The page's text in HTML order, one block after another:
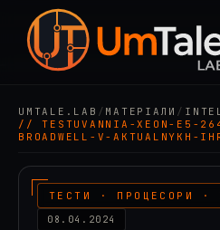
UMTALE.LAB / МАТЕРІАЛИ /
// TESTUVANNIA-XEON-E5-
BROADWELL-V-AKTUALNYKH-
ТЕСТИ · ПРОЦЕСОРИ ·
08.04.2024